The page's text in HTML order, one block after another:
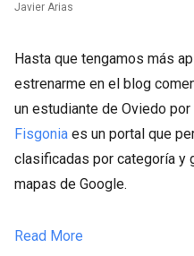
Javier Arias
Hasta que tengamos más
estrenarme en el blog
un estudiante de Oviedo
Fisgonia es un portal que
clasificadas por categoría y
mapas de Google.
Read More